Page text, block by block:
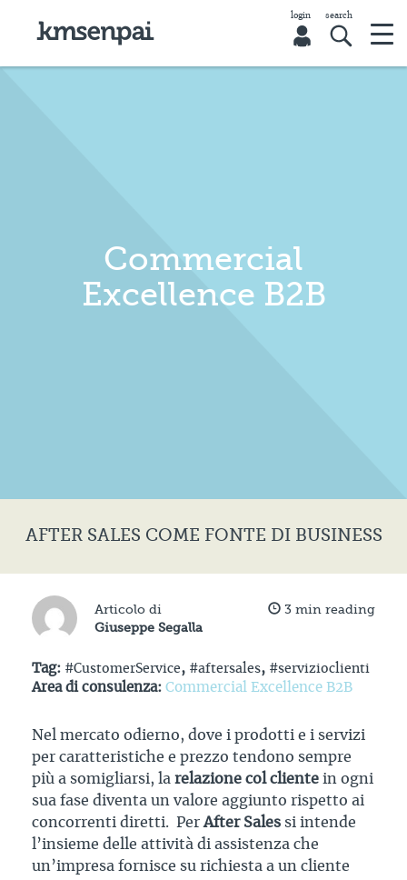
Commercial
Excellence B2B
AFTER SALES COME FONTE DI BUSINESS
Articolo di
Giuseppe Segalla
3 min reading
Tag: #CustomerService, #aftersales, #servizioclienti
Area di consulenza: Commercial Excellence B2B
Nel mercato odierno, dove i prodotti e i servizi
per caratteristiche e prezzo tendono sempre
più a somigliarsi, la relazione col cliente in ogni
sua fase diventa un valore aggiunto rispetto ai
concorrenti diretti. PerAfter Sales si intende
l’insieme delle attività di assistenza che
un’impresa fornisce su richiesta a un cliente